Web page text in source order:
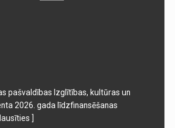
pašvaldības Izglītības, kultūras un
2026. gada līdzfinansēšanas
]